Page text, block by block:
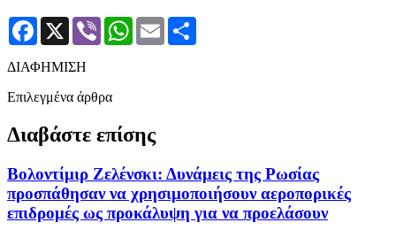
Facebook
X Viber WhatsApp
Email
ΔΙΑΦΗΜΙΣΗ
Επιλεγμένα άρθρα
Διαβάστε επίσης
Βολοντίμιρ Ζελένσκι: Δυνάμεις της Ρωσίας
προσπάθησαν να χρησιμοποιήσουν αεροπορικές
επιδρομές ως προκάλυψη για να προελάσουν